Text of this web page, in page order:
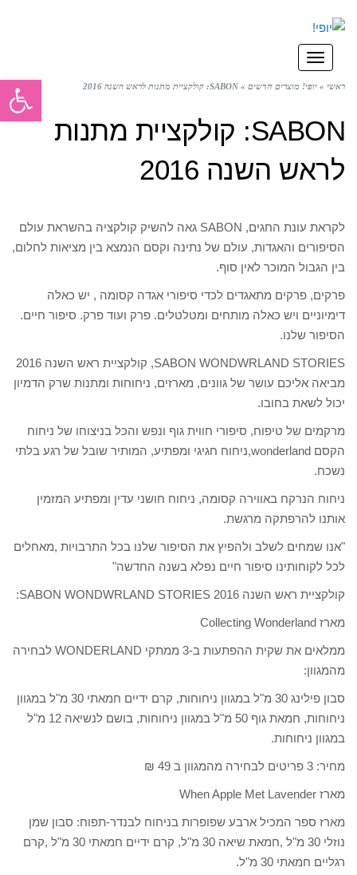
תפריט
ראשי » יופי! מוצרים חדשים » SABON: קולקציית מתנות לראש השנה 2016
SABON: קולקציית מתנות
לראש השנה 2016
לקראת עונת החגים, SABON גאה להשיק קולקציה בהשראת עולם
הסיפורים והאגדות, עולם של נתינה וקסם הנמצא בין מציאות לחלום,
בין הגבול המוכר לאין סוף.
פרקים, פרקים מתאגדים לכדי סיפורי אגדה קסומה , יש כאלה
דימיוניים ויש כאלה מותחים ומטלטלים. פרק ועוד פרק. סיפור חיים.
הסיפור שלנו.
SABON WONDWRLAND STORIES, קולקציית ראש השנה 2016
מביאה אליכם עושר של גוונים, מארזים, ניחוחות ומתנות שרק הדמיון
יכול לשאת בחובו.
מרקמים של טיפוח, סיפורי חווית גוף ונפש והכל בניצוחו של ניחוח
הקסם wonderland,ניחוח חגיגי ומפתיע, המותיר שובל של רגע בלתי
נשכח.
ניחוח הנרקח באווירה קסומה, ניחוח חושני עדין ומפתיע המזמין
אותנו להרפתקה מרגשת.
"אנו שמחים לשלב ולהפיץ את הסיפור שלנו בכל התרבויות ,מאחלים
לכל לקוחותינו סיפור חיים נפלא בשנה החדשה"
קולקציית ראש השנה 2016 SABON WONDWRLAND STORIES:
מארז Collecting Wonderland
ממלאים את שקית ההפתעות ב-3 ממתקי WONDERLAND לבחירה
מהמגוון:
סבון פילינג 30 מ"ל במגוון ניחוחות, קרם ידיים חמאתי 30 מ"ל במגוון
ניחוחות, חמאת גוף 50 מ"ל במגוון ניחוחות, בושם לנשיאה 12 מ"ל
במגוון ניחוחות.
מחיר: 3 פריטים לבחירה מהמגוון ב 49 ₪
מארז When Apple Met Lavender
מארז ספר המכיל ארבע שפופרות בניחוח לבנדר-תפוח: סבון שמן
נוזלי 30 מ"ל ,חמאת שיאה 30 מ"ל, קרם ידיים חמאתי 30 מ"ל ,קרם
רגליים חמאתי 30 מ"ל.
פתח